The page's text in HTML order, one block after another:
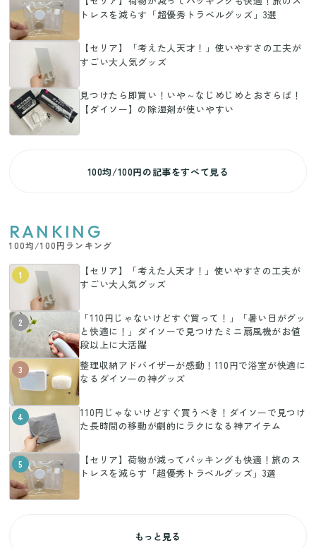
トレスを減らす「超優秀トラベルグッズ」3選
【セリア】「考えた人天才！」使いやすさの工夫が
すごい大人気グッズ
見つけたら即買い！いや～なじめじめとおさらば！
【ダイソー】の除湿剤が使いやすい
100均/100円の記事をすべて見る
RANKING
100均/100円ランキング
1
【セリア】「考えた人天才！」使いやすさの工夫が
すごい大人気グッズ
2
「110円じゃないけどすぐ買って！」「暑い日がグッ
と快適に！」ダイソーで見つけたミニ扇風機がお値
段以上に大活躍
3
整理収納アドバイザーが感動！110円で浴室が快適に
なるダイソーの神グッズ
4
110円じゃないけどすぐ買うべき！ダイソーで見つけ
た長時間の移動が劇的にラクになる神アイテム
5
【セリア】荷物が減ってパッキングも快適！旅のス
トレスを減らす「超優秀トラベルグッズ」3選
もっと見る